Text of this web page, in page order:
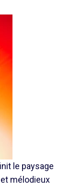
le paysage
mélodieux